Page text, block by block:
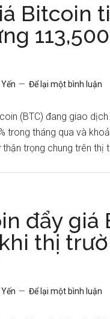
Bitcoin
Để lại một bình luận
(BTC) đang giao
trong tháng qua và
thận trọng chung trên
đẩy giá
thị
Để lại một bình luận